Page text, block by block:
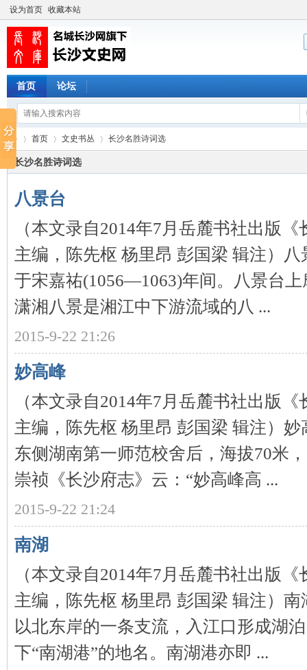
设为首页 收藏本站
首页 论坛
库
›
首页
›
文史书丛 长沙名胜诗词选
长沙名胜诗词选
八景台
（本文录自2014年7月岳麓书社出版
主编，陈先枢 杨里昂 彭国梁 辑注）
于宋嘉祐(1056—1063)年间。八景台上
潇湘八景是湘江中下游流域的八 ...
2015-9-22 21:26
妙高峰
（本文录自2014年7月岳麓书社出版
主编，陈先枢 杨里昂 彭国梁 辑注）
东侧湖南第一师范校舍后，海拔70米
崇祯《长沙府志》云：“妙高峰高 ...
2015-9-22 21:24
南湖
（本文录自2014年7月岳麓书社出版
主编，陈先枢 杨里昂 彭国梁 辑注）
以北东岸的一条支流，入江口形成湖
下“南湖港”的地名。南湖港亦即 ...